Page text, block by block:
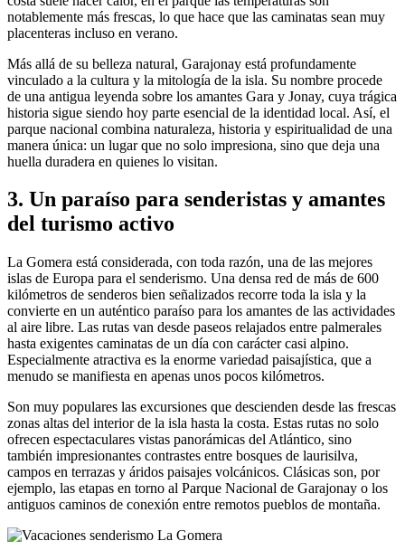
notablemente más frescas, lo que hace que las caminatas sean muy
placenteras incluso en verano.
Más allá de su belleza natural, Garajonay está profundamente
vinculado a la cultura y la mitología de la isla. Su nombre procede
de una antigua leyenda sobre los amantes Gara y Jonay, cuya trágica
historia sigue siendo hoy parte esencial de la identidad local. Así, el
parque nacional combina naturaleza, historia y espiritualidad de una
manera única: un lugar que no solo impresiona, sino que deja una
huella duradera en quienes lo visitan.
3. Un paraíso para senderistas y amantes
del turismo activo
La Gomera está considerada, con toda razón, una de las mejores
islas de Europa para el senderismo. Una densa red de más de 600
kilómetros de senderos bien señalizados recorre toda la isla y la
convierte en un auténtico paraíso para los amantes de las actividades
al aire libre. Las rutas van desde paseos relajados entre palmerales
hasta exigentes caminatas de un día con carácter casi alpino.
Especialmente atractiva es la enorme variedad paisajística, que a
menudo se manifiesta en apenas unos pocos kilómetros.
Son muy populares las excursiones que descienden desde las frescas
zonas altas del interior de la isla hasta la costa. Estas rutas no solo
ofrecen espectaculares vistas panorámicas del Atlántico, sino
también impresionantes contrastes entre bosques de laurisilva,
campos en terrazas y áridos paisajes volcánicos. Clásicas son, por
ejemplo, las etapas en torno al Parque Nacional de Garajonay o los
antiguos caminos de conexión entre remotos pueblos de montaña.